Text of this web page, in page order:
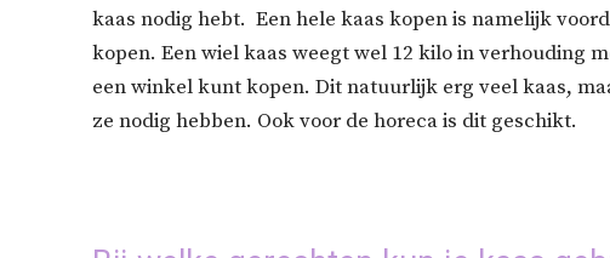
kaas nodig hebt. Een hele kaas kopen is namelijk
kopen. Een wiel kaas weegt wel 12 kilo in verhouding
een winkel kunt kopen. Dit natuurlijk erg veel kaas,
ze nodig hebben. Ook voor de horeca is dit geschikt.